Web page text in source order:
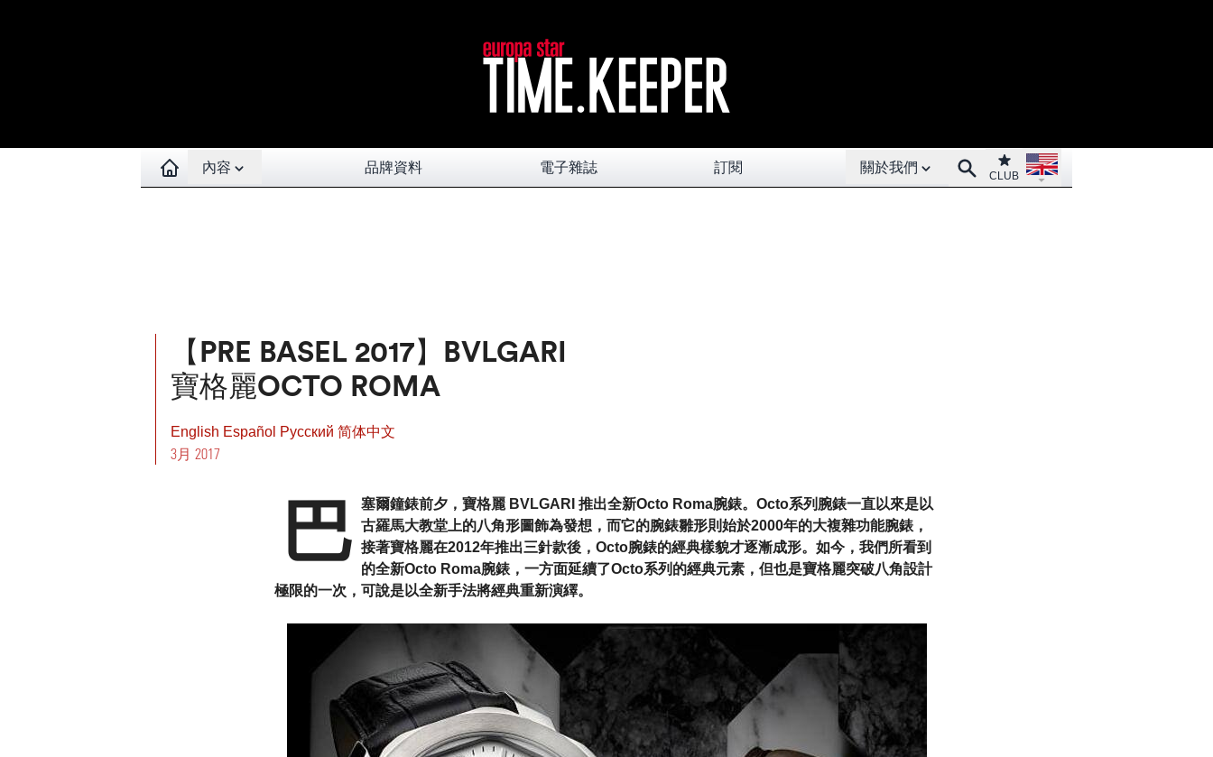
Open contents menu
內容 品牌資料 電子雜誌 訂閱
Open About menu
關於我們 SearchClub
CLUB
Open language menu
【PRE BASEL 2017】BVLGARI
寶格麗OCTO ROMA
English Español Pусский 简体中文
3月 2017
巴 塞爾鐘錶前夕，寶格麗 BVLGARI 推出全新Octo Roma腕錶。Octo系列腕錶一直以來是以
古羅馬大教堂上的八角形圖飾為發想，而它的腕錶雛形則始於2000年的大複雜功能腕錶，
接著寶格麗在2012年推出三針款後，Octo腕錶的經典樣貌才逐漸成形。如今，我們所看到
的全新Octo Roma腕錶，一方面延續了Octo系列的經典元素，但也是寶格麗突破八角設計
極限的一次，可說是以全新手法將經典重新演繹。